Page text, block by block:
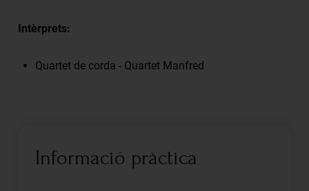
Intèrprets:
Quartet de corda - Quartet Manfred
Informació pràctica